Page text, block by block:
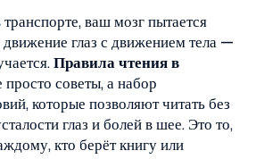
транспорте, ваш мозг пытается
движение глаз с движением тела —
Правила чтения в
просто советы, а набор
которые позволяют читать без
глаз и болей в шее. Это то,
кто берёт книгу или